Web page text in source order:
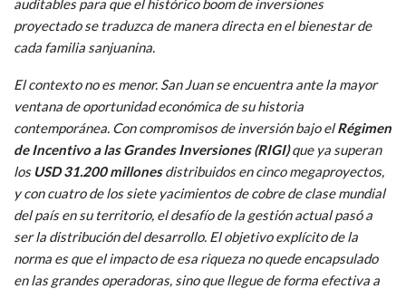
auditables para que el histórico boom de inversiones
proyectado se traduzca de manera directa en el bienestar de
cada familia sanjuanina.
El contexto no es menor. San Juan se encuentra ante la mayor
ventana de oportunidad económica de su historia
contemporánea. Con compromisos de inversión bajo elRégimen
de Incentivo a las Grandes Inversiones (RIGI)que ya superan
los USD 31.200 millonesdistribuidos en cinco megaproyectos,
y con cuatro de los siete yacimientos de cobre de clase mundial
del país en su territorio, el desafío de la gestión actual pasó a
ser la distribución del desarrollo. El objetivo explícito de la
norma es que el impacto de esa riqueza no quede encapsulado
en las grandes operadoras, sino que llegue de forma efectiva a